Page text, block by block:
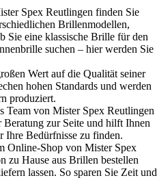
Spex Reutlingen finden Sie
Brillenmodellen,
Sie eine klassische Brille für den
suchen – hier werden Sie
Wert auf die Qualität seiner
hohen Standards und werden
produziert.
Team von Mister Spex Reutlingen
zur Seite und hilft Ihnen
Ihre Bedürfnisse zu finden.
Online-Shop von Mister Spex
zu Hause aus Brillen bestellen
lassen. So sparen Sie Zeit und